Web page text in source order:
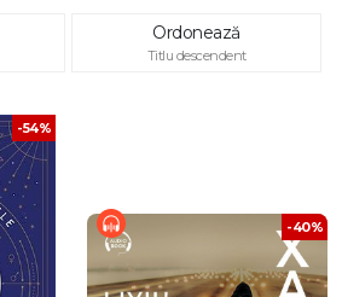
Ordonează
Titlu descendent
-54%
-40%